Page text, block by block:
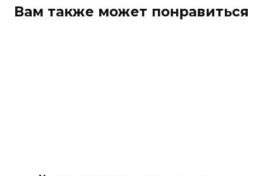
Вам также может понравиться